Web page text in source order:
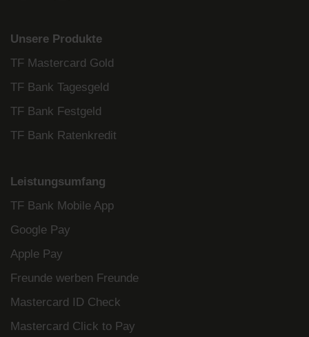
Unsere Produkte
TF Mastercard Gold
TF Bank Tagesgeld
TF Bank Festgeld
TF Bank Ratenkredit
Leistungsumfang
TF Bank Mobile App
Google Pay
Apple Pay
Freunde werben Freunde
Mastercard ID Check
Mastercard Click to Pay